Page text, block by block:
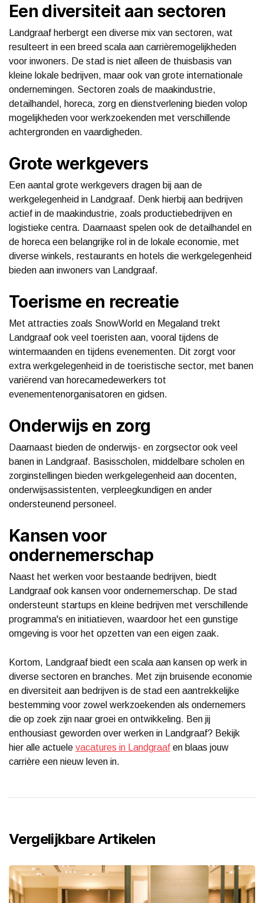
Een diversiteit aan sectoren
Landgraaf herbergt een diverse mix van sectoren, wat
resulteert in een breed scala aan carrièremogelijkheden
voor inwoners. De stad is niet alleen de thuisbasis van
kleine lokale bedrijven, maar ook van grote internationale
ondernemingen. Sectoren zoals de maakindustrie,
detailhandel, horeca, zorg en dienstverlening bieden volop
mogelijkheden voor werkzoekenden met verschillende
achtergronden en vaardigheden.
Grote werkgevers
Een aantal grote werkgevers dragen bij aan de
werkgelegenheid in Landgraaf. Denk hierbij aan bedrijven
actief in de maakindustrie, zoals productiebedrijven en
logistieke centra. Daarnaast spelen ook de detailhandel en
de horeca een belangrijke rol in de lokale economie, met
diverse winkels, restaurants en hotels die werkgelegenheid
bieden aan inwoners van Landgraaf.
Toerisme en recreatie
Met attracties zoals SnowWorld en Megaland trekt
Landgraaf ook veel toeristen aan, vooral tijdens de
wintermaanden en tijdens evenementen. Dit zorgt voor
extra werkgelegenheid in de toeristische sector, met banen
variërend van horecamedewerkers tot
evenementenorganisatoren en gidsen.
Onderwijs en zorg
Daarnaast bieden de onderwijs- en zorgsector ook veel
banen in Landgraaf. Basisscholen, middelbare scholen en
zorginstellingen bieden werkgelegenheid aan docenten,
onderwijsassistenten, verpleegkundigen en ander
ondersteunend personeel.
Kansen voor
ondernemerschap
Naast het werken voor bestaande bedrijven, biedt
Landgraaf ook kansen voor ondernemerschap. De stad
ondersteunt startups en kleine bedrijven met verschillende
programma's en initiatieven, waardoor het een gunstige
omgeving is voor het opzetten van een eigen zaak.
Kortom, Landgraaf biedt een scala aan kansen op werk in
diverse sectoren en branches. Met zijn bruisende economie
en diversiteit aan bedrijven is de stad een aantrekkelijke
bestemming voor zowel werkzoekenden als ondernemers
die op zoek zijn naar groei en ontwikkeling. Ben jij
enthousiast geworden over werken in Landgraaf? Bekijk
hier alle actuele vacatures in Landgraaf en blaas jouw
carrière een nieuw leven in.
Vergelijkbare Artikelen